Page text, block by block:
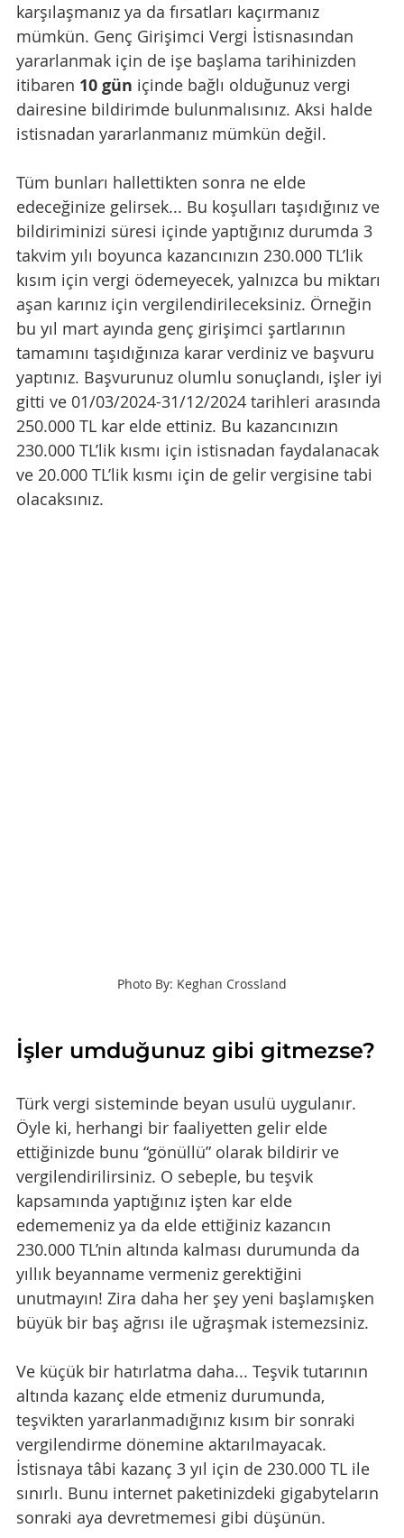
karşılaşmanız ya da fırsatları kaçırmanız
mümkün. Genç Girişimci Vergi İstisnasından
yararlanmak için de işe başlama tarihinizden
itibaren 10 gün içinde bağlı olduğunuz vergi
dairesine bildirimde bulunmalısınız. Aksi halde
istisnadan yararlanmanız mümkün değil.
Tüm bunları hallettikten sonra ne elde
edeceğinize gelirsek... Bu koşulları taşıdığınız ve
bildiriminizi süresi içinde yaptığınız durumda 3
takvim yılı boyunca kazancınızın 230.000 TL’lik
kısım için vergi ödemeyecek, yalnızca bu miktarı
aşan karınız için vergilendirileceksiniz. Örneğin
bu yıl mart ayında genç girişimci şartlarının
tamamını taşıdığınıza karar verdiniz ve başvuru
yaptınız. Başvurunuz olumlu sonuçlandı, işler iyi
gitti ve 01/03/2024-31/12/2024 tarihleri arasında
250.000 TL kar elde ettiniz. Bu kazancınızın
230.000 TL’lik kısmı için istisnadan faydalanacak
ve 20.000 TL’lik kısmı için de gelir vergisine tabi
olacaksınız.
Photo By: Keghan Crossland
İşler umduğunuz gibi gitmezse?
Türk vergi sisteminde beyan usulü uygulanır.
Öyle ki, herhangi bir faaliyetten gelir elde
ettiğinizde bunu “gönüllü” olarak bildirir ve
vergilendirilirsiniz. O sebeple, bu teşvik
kapsamında yaptığınız işten kar elde
edememeniz ya da elde ettiğiniz kazancın
230.000 TL’nin altında kalması durumunda da
yıllık beyanname vermeniz gerektiğini
unutmayın! Zira daha her şey yeni başlamışken
büyük bir baş ağrısı ile uğraşmak istemezsiniz.
Ve küçük bir hatırlatma daha... Teşvik tutarının
altında kazanç elde etmeniz durumunda,
teşvikten yararlanmadığınız kısım bir sonraki
vergilendirme dönemine aktarılmayacak.
İstisnaya tâbi kazanç 3 yıl için de 230.000 TL ile
sınırlı. Bunu internet paketinizdeki gigabyteların
sonraki aya devretmemesi gibi düşünün.